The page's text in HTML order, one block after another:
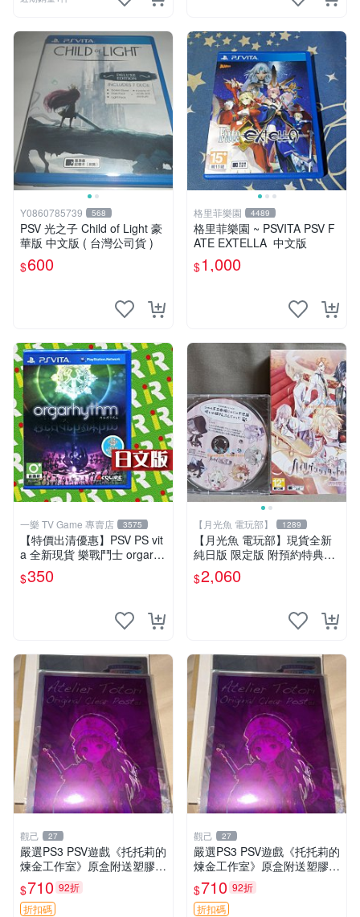
Y0860785739 568
PSV 光之子 Child of Light 豪
華版 中文版 ( 台灣公司貨 )
$600
格里菲樂園 4489
格里菲樂園 ~ PSVITA PSV F
ATE EXTELLA 中文版
$1,000
一樂 TV Game 專賣店 3575
【特價出清優惠】PSV PS vit
a 全新現貨 樂戰鬥士 orgarhy
thm 亞日版 日文版【一樂電
玩】
$350
【月光魚 電玩部】 1289
【月光魚 電玩部】現貨全新
純日版 限定版 附預約特典CD
PSV 海利肯施塔特之歌 限定
版 純日版
$2,060
觀己 27
嚴選PS3 PSV遊戲《托托莉的
煉金工作室》原盒附送塑膠海
報，未開封收藏版 托托莉 爐
石 工作室
$710 92折
折扣碼
觀己 27
嚴選PS3 PSV遊戲《托托莉的
煉金工作室》原盒附送塑膠海
報，未開封收藏版 托托莉 爐
石 工作室
$710 92折
折扣碼